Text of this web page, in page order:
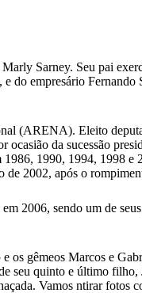
Sarney. Seu pai
do empresário Fernando
(ARENA). Eleito
da sucessão
1990, 1994, 1998
2002, após o
2006, sendo um de
gêmeos Marcos e
quinto e último filho,
Vamos ntirar fotos